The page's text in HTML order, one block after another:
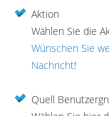
Aktion
Wählen Sie die
Wünschen Sie
Nachricht!
Quell